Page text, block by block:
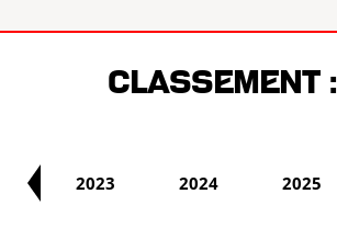
Classement :
2023 2024 2025